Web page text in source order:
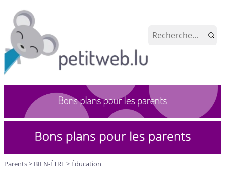
Parents> BIEN-ÊTRE> Éducation